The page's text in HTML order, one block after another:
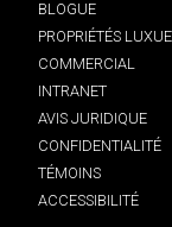
BLOGUE
PROPRIÉTÉS
COMMERCIAL
INTRANET
AVIS JURIDIQUE
CONFIDENTIALITÉ
TÉMOINS
ACCESSIBILITÉ